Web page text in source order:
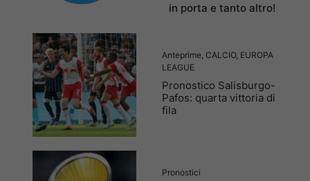
in porta e tanto altro!
Anteprime, CALCIO, EUROPA
LEAGUE
Pronostico Salisburgo-
Pafos: quarta vittoria di
fila
Pronostici